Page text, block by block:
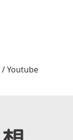
/Youtube